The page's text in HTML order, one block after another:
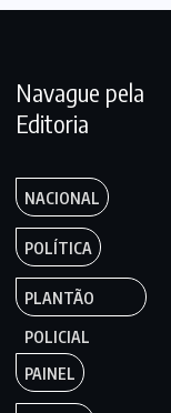
Navague pela
Editoria
NACIONAL
POLÍTICA
PLANTÃO
POLICIAL
PAINEL